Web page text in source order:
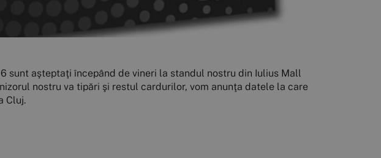
sunt aşteptaţi începând de vineri la standul nostru din Iulius Mall
nostru va tipări şi restul cardurilor, vom anunţa datele la care
Cluj.